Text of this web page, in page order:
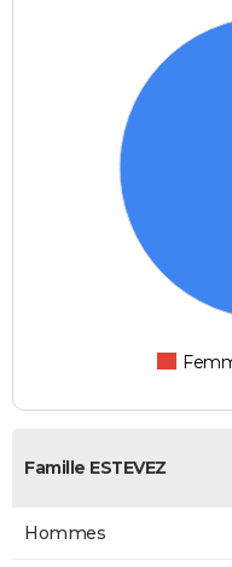
Famille ESTEVEZ
Hommes